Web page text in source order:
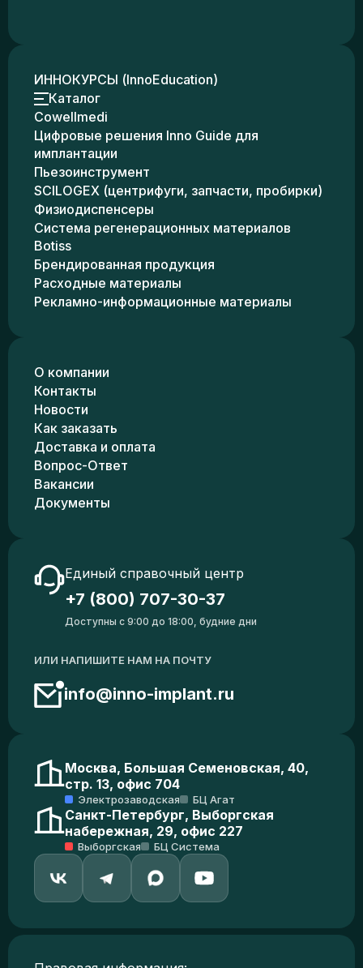
ИННОКУРСЫ (InnoEducation)
Каталог
Cowellmedi
Цифровые решения Inno Guide для
имплантации
Пьезоинструмент
SCILOGEX (центрифуги, запчасти, пробирки)
Физиодиспенсеры
Система регенерационных материалов
Botiss
Брендированная продукция
Расходные материалы
Рекламно-информационные материалы
О компании
Контакты
Новости
Как заказать
Доставка и оплата
Вопрос-Ответ
Вакансии
Документы
Единый справочный центр
+7 (800) 707-30-37
Доступны с 9:00 до 18:00, будние дни
ИЛИ НАПИШИТЕ НАМ НА ПОЧТУ
info@inno-implant.ru
Москва, Большая Семеновская, 40,
стр. 13, офис 704
Электрозаводская БЦ Агат
Санкт-Петербург, Выборгская
набережная, 29, офис 227
Выборгская БЦ Система